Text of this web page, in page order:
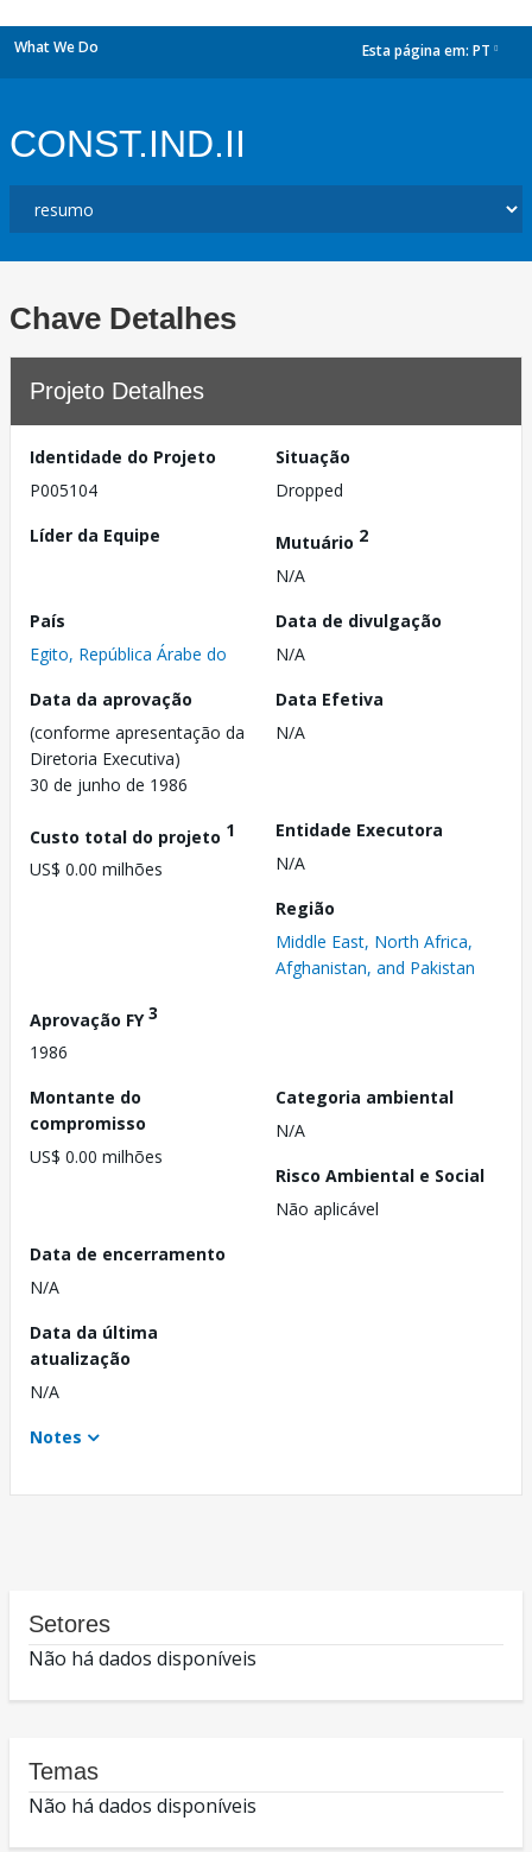
What We Do Esta página em: PT
CONST.IND.II
Chave Detalhes
Projeto Detalhes
Identidade do Projeto
P005104
Situação
Dropped
Líder da Equipe
Mutuário 2
N/A
País
Egito, República Árabe do
Data de divulgação
N/A
Data da aprovação
(conforme apresentação da
Diretoria Executiva)
30 de junho de 1986
Data Efetiva
N/A
Custo total do projeto 1
US$ 0.00 milhões
Entidade Executora
N/A
Região
Middle East, North Africa,
Afghanistan, and Pakistan
Aprovação FY3
1986
Montante do
compromisso
US$ 0.00 milhões
Categoria ambiental
N/A
Risco Ambiental e Social
Não aplicável
Data de encerramento
N/A
Data da última
atualização
N/A
Notes
Setores
Não há dados disponíveis
Temas
Não há dados disponíveis